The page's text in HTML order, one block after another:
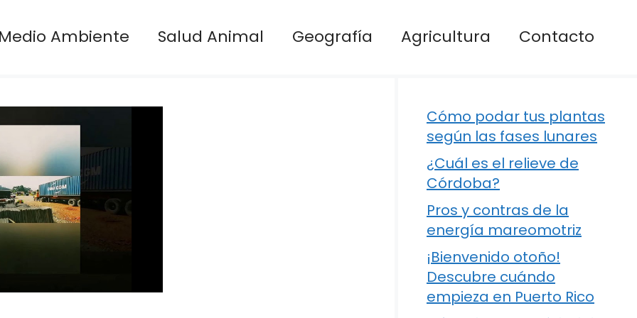
Medio Ambiente Salud Animal Geografía Agricultura Contacto
Cómo podar tus plantas
según las fases lunares
¿Cuál es el relieve de
Córdoba?
Pros y contras de la
energía mareomotriz
¡Bienvenido otoño!
Descubre cuándo
empieza en Puerto Rico